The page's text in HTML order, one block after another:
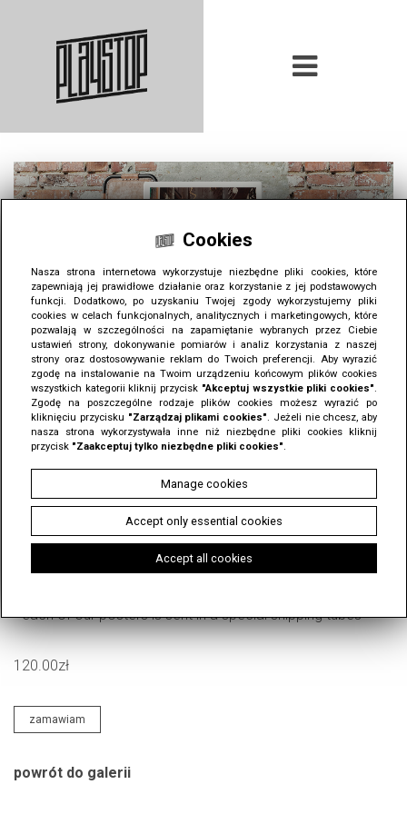
BARCELONA | explore the world |
Street | Wall Art | 50x70 | Naranja
BARCELONA | explore the world | Street | Wall Art | 50x70 |
Spain | travel poster | Naranja
- paper: 180g mat
- each of our posters is sent in a special shipping tubes
120.00zł
zamawiam
powrót do galerii
Cookies
Nasza strona internetowa wykorzystuje niezbędne pliki cookies, które
zapewniają jej prawidłowe działanie oraz korzystanie z jej podstawowych
funkcji. Dodatkowo, po uzyskaniu Twojej zgody wykorzystujemy pliki
cookies w celach funkcjonalnych, analitycznych i marketingowych, które
pozwalają w szczególności na zapamiętanie wybranych przez Ciebie
ustawień strony, dokonywanie pomiarów i analiz korzystania z naszej
strony oraz dostosowywanie reklam do Twoich preferencji. Aby wyrazić
zgodę na instalowanie na Twoim urządzeniu końcowym plików cookies
wszystkich kategorii kliknij przycisk "Akceptuj wszystkie pliki cookies"
Zgodę na poszczególne rodzaje plików cookies możesz wyrazić po
kliknięciu przycisku "Zarządzaj plikami cookies" . Jeżeli nie chcesz, aby
nasza strona wykorzystywała inne niż niezbędne pliki cookies kliknij
przycisk "Zaakceptuj tylko niezbędne pliki cookies"
Manage cookies
Accept only essential cookies
Accept all cookies